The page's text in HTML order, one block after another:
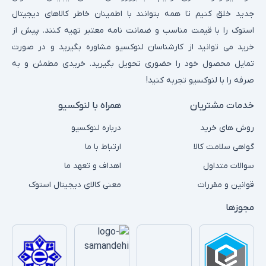
نهایی را بر اساس اولویت‌های خود بگیرید.
مزایا:قیمت اقتصادی‌تر:
اصلی‌ترین جذابیت، کاهش هزینه‌ها نسبت به
خرید گوشی نو است.
دسترسی به مدل‌های خاص:
امکان خرید گوشی‌هایی که دیگر تولید
نمی‌شوند یا کمیاب هستند.
کمک به محیط زیست: با خرید محصولات استوک، به کاهش زباله‌های
الکترونیکی کمک می‌کنید.
معایب:احتمال نقص ظاهری:
ممکن است گوشی دارای خط‌وخش‌های
گارانتی محدود:
معمولاً گارانتی طولانی‌مدت ندارند و بیشتر بر مهلت
تست تکیه دارند.
نیاز به بررسی دقیق:
ریسک خرید گوشی با مشکلات پنهان یا تعمیرات
غیراصولی وجود دارد.
5. چگونه سلامت سخت‌افزار موبایل استوک را بررسی کنیم؟
برای اطمینان بیشتر از سلامت فنی گوشی، علاوه بر تست‌های دستی،
استفاده از ابزارها و اپلیکیشن‌های تخصصی توصیه می‌شود. این روش‌ها
جدید خلق کنیم تا همه بتوانند با اطمینان خاطر کالاهای دیجیتال
استوک را با قیمت مناسب و ضمانت نامه معتبر تهیه کنند. پیش از
خرید می توانید از کارشناسان لنوکسیو مشاوره بگیرید و در صورت
تمایل محصول خود را حضوری تحویل بگیرید. خریدی مطمئن و به
صرفه را با لنوکسیو تجربه کنید!
خدمات مشتریان
روش های خرید
گواهی سلامت کالا
سوالات متداول
قوانین و مقررات
همراه با لنوکسیو
درباره لنوکسیو
ارتباط با ما
اهداف و تعهد ما
معنی کالای دیجیتال استوک
مجوزها